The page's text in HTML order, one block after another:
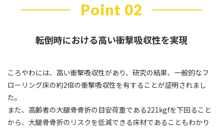
Point 02
転倒時における高い衝撃吸収性を実現
ころやわには、高い衝撃吸収性があり、研究の結果、一般的なフ
ローリング床の約2倍の衝撃吸収性を有することが証明されまし
た。
また、高齢者の大腿骨骨折の目安荷重である221kgfを下回ること
から、大腿骨骨折のリスクを低減できる床材であることもわかり